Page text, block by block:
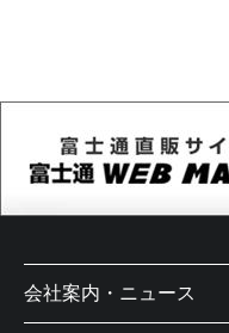
会社案内・ニュース